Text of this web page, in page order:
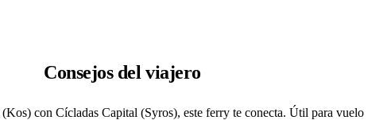
Consejos del viajero
con Cícladas Capital (Syros), este ferry te conecta. Útil para vuelo